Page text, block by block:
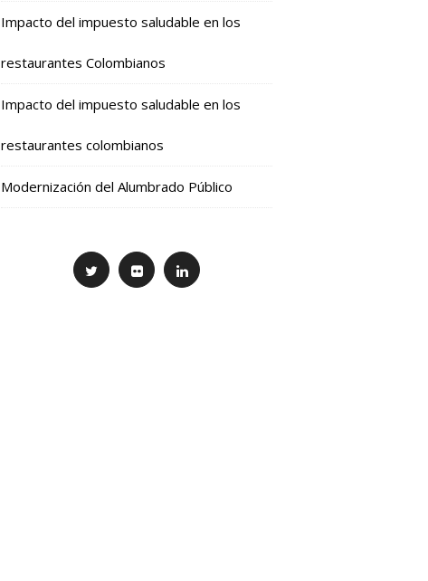
Impacto del impuesto saludable en los
restaurantes Colombianos
Impacto del impuesto saludable en los
restaurantes colombianos
Modernización del Alumbrado Público